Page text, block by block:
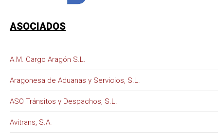
ASOCIADOS
A.M. Cargo Aragón S.L.
Aragonesa de Aduanas y Servicios, S.L.
ASO Tránsitos y Despachos, S.L.
Avitrans, S.A.